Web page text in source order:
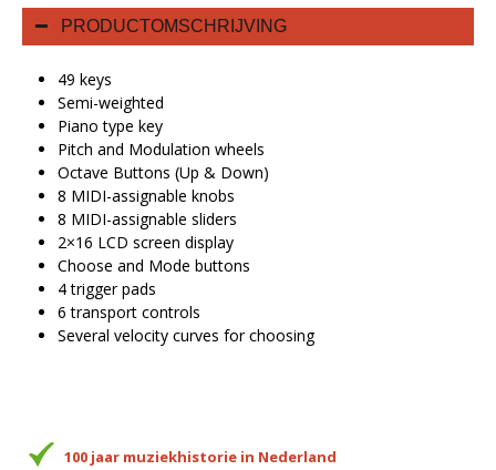
PRODUCTOMSCHRIJVING
49 keys
Semi-weighted
Piano type key
Pitch and Modulation wheels
Octave Buttons (Up & Down)
8 MIDI-assignable knobs
8 MIDI-assignable sliders
2×16 LCD screen display
Choose and Mode buttons
4 trigger pads
6 transport controls
Several velocity curves for choosing
100 jaar muziekhistorie in Nederland